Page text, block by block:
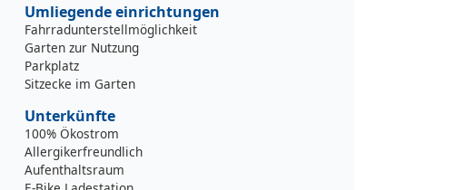
Umliegende einrichtungen
Fahrradunterstellmöglichkeit
Garten zur Nutzung
Parkplatz
Sitzecke im Garten
Unterkünfte
100% Ökostrom
Allergikerfreundlich
Aufenthaltsraum